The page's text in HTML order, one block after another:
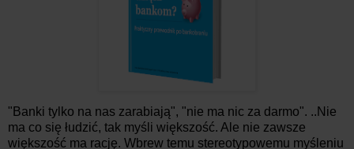
"Banki tylko na nas zarabiają", "nie ma nic za darmo". ..Nie
ma co się łudzić, tak myśli większość. Ale nie zawsze
większość ma rację. Wbrew temu stereotypowemu myśleniu